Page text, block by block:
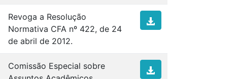
Revoga a Resolução
Normativa CFA nº 422, de 24
de abril de 2012.
Comissão Especial sobre